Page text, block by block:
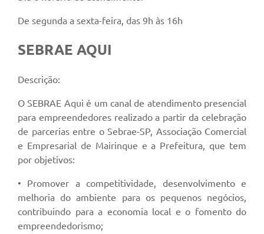
De segunda a sexta-feira, das 9h às 16h
SEBRAE AQUI
Descrição:
O SEBRAE Aqui é um canal de atendimento presencial
para empreendedores realizado a partir da celebração
de parcerias entre o Sebrae-SP, Associação Comercial
e Empresarial de Mairinque e a Prefeitura, que tem
por objetivos:
• Promover a competitividade, desenvolvimento e
melhoria do ambiente para os pequenos negócios,
contribuindo para a economia local e o fomento do
empreendedorismo;